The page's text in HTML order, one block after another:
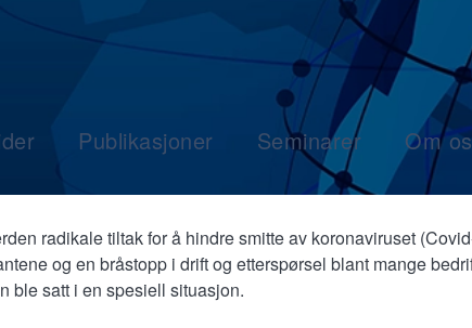
Publikasjoner Seminarer Om
radikale tiltak for å hindre smitte av koronaviruset
og en bråstopp i drift og etterspørsel blant mange
ble satt i en spesiell situasjon.